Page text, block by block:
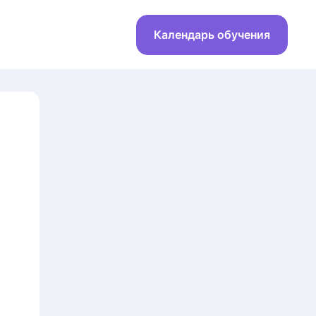
Календарь обучения